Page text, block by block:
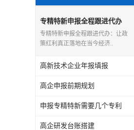
专精特新申报全程跟进代办
专精特新申报全程跟进代办：让政
策红利真正落地在当今经济..
高新技术企业年报填报
高企申报前期规划
申报专精特新需要几个专利
高企研发台账搭建